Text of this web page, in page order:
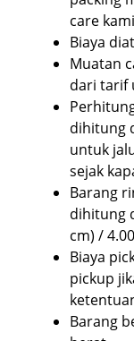
care
Biaya
Muatan
dari tarif
dihitung
untuk
sejak
Barang
dihitung
cm) /
Biaya
pickup
Barang